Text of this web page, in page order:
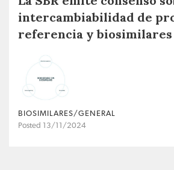
intercambiabilidad de
referencia y biosimilares
BIOSIMILARES/GENERAL
Posted 13/11/2024